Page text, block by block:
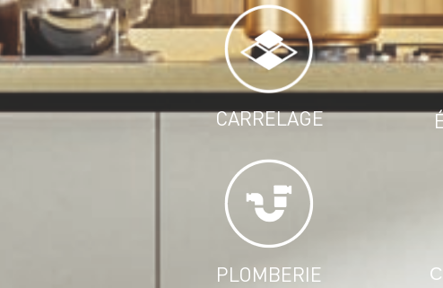
CARRELAGE
PLOMBERIE